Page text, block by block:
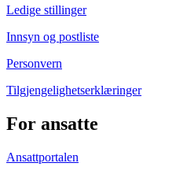
Ledige stillinger
Innsyn og postliste
Personvern
Tilgjengelighetserklæringer
For ansatte
Ansattportalen